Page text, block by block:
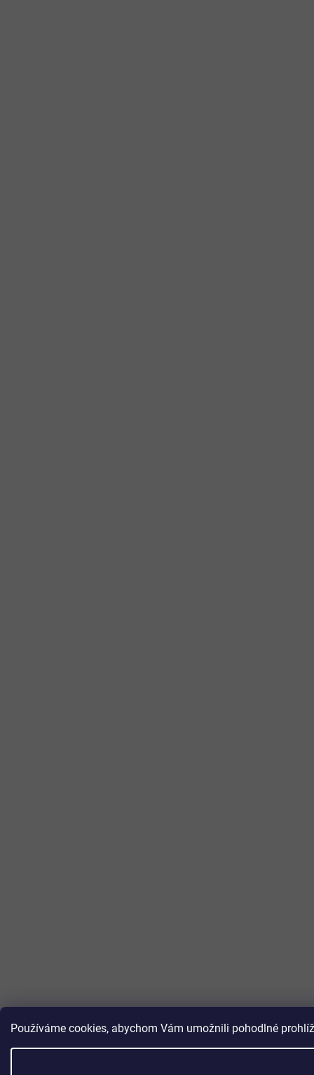
Používáme cookies, abychom Vám umožnili pohodlné